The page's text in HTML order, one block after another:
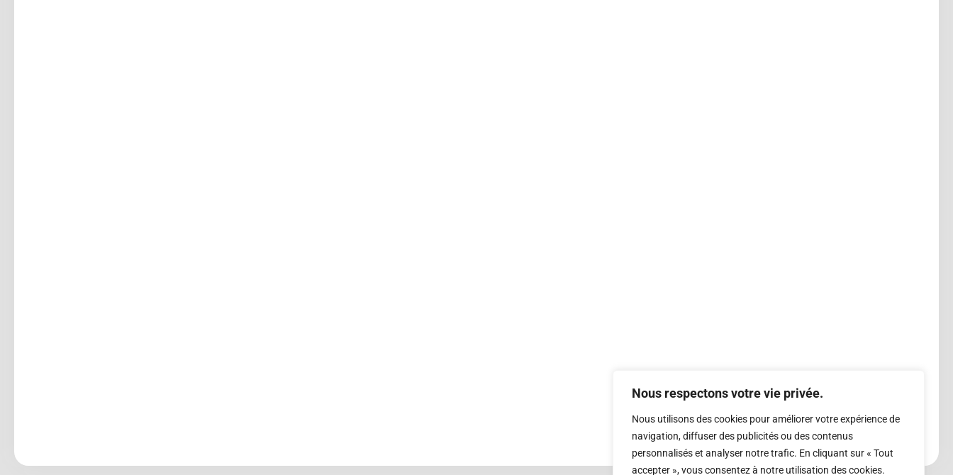
Nous respectons votre vie privée.
Nous utilisons des cookies pour améliorer votre expérience de
navigation, diffuser des publicités ou des contenus
personnalisés et analyser notre trafic. En cliquant sur « Tout
accepter », vous consentez à notre utilisation des cookies.